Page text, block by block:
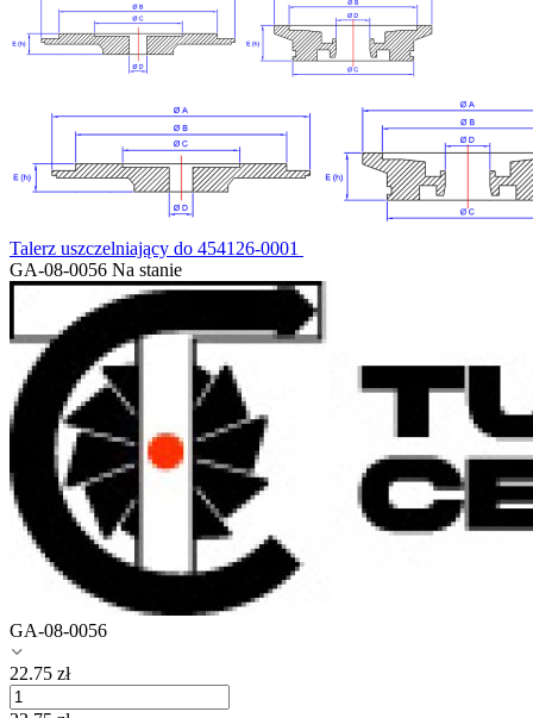
Talerz uszczelniający do 454126-0001
GA-08-0056 Na stanie
GA-08-0056
22.75 zł